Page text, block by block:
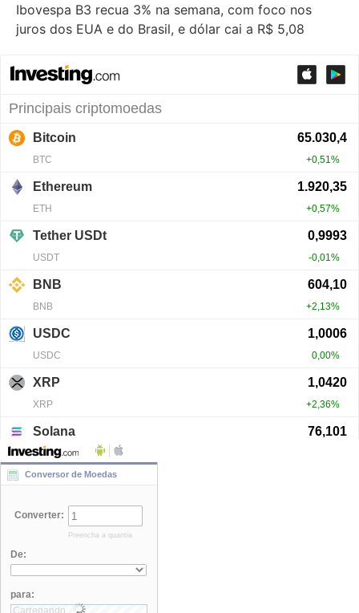
Ibovespa B3 recua 3% na semana, com foco nos
juros dos EUA e do Brasil, e dólar cai a R$ 5,08